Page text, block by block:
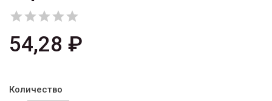

54,28 ₽
Количество